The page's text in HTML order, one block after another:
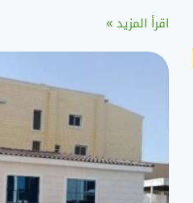
اقرأ المزيد »